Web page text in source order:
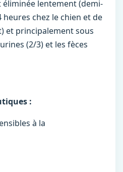
lentement (demi-
chez le chien et de
et principalement sous
(2/3) et les fèces
:
à la